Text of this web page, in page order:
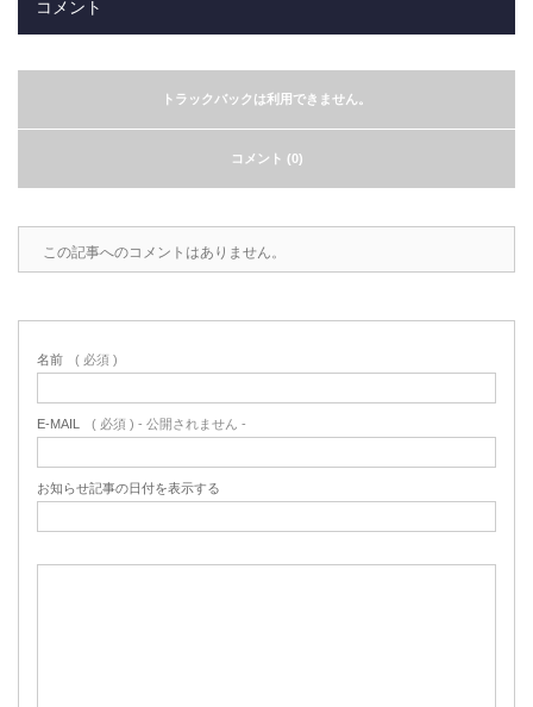
コメント
トラックバックは利用できません。
コメント (0)
この記事へのコメントはありません。
名前 ( 必須 )
E-MAIL ( 必須 ) - 公開されません -
お知らせ記事の日付を表示する